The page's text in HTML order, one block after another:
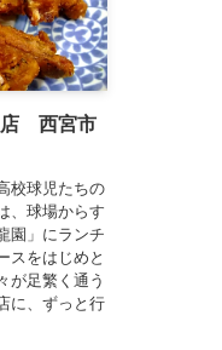
店 西宮市
校球児たちの
、球場からす
園」にランチ
スをはじめと
が足繁く通う
に、ずっと行